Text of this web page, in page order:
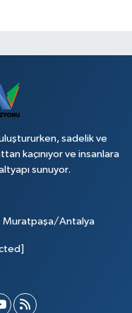
sadelik ve
kaçınıyor ve insanlara
sunuyor.
Muratpaşa/Antalya